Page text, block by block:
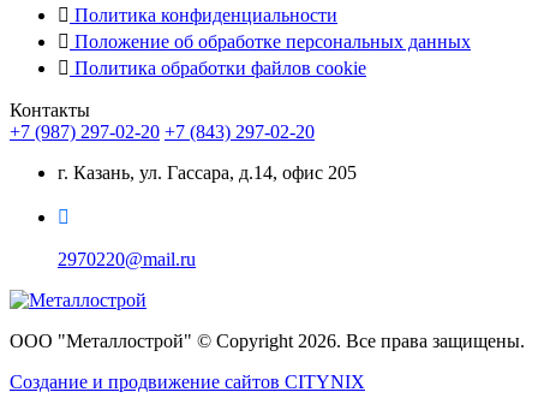
Политика конфиденциальности
Положение об обработке персональных данных
Политика обработки файлов cookie
Контакты
+7 (987) 297-02-20 +7 (843) 297-02-20
г. Казань, ул. Гассара, д.14, офис 205
2970220@mail.ru
ООО "Металлострой" © Copyright 2026. Все права защищены.
Создание и продвижение сайтов CITYNIX